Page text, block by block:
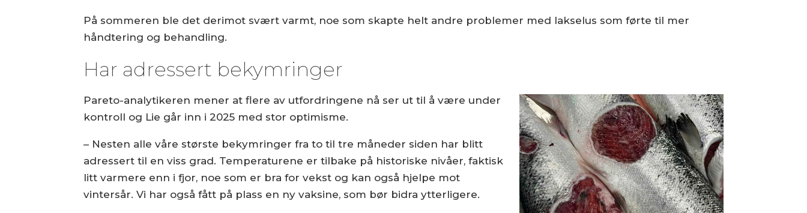
På sommeren ble det derimot svært varmt, noe som skapte helt andre problemer med lakselus som førte til mer
håndtering og behandling.
Har adressert bekymringer
Pareto-analytikeren mener at flere av utfordringene nå ser ut til å være under
kontroll og Lie går inn i 2025 med stor optimisme.
– Nesten alle våre største bekymringer fra to til tre måneder siden har blitt
adressert til en viss grad. Temperaturene er tilbake på historiske nivåer, faktisk
litt varmere enn i fjor, noe som er bra for vekst og kan også hjelpe mot
vintersår. Vi har også fått på plass en ny vaksine, som bør bidra ytterligere.